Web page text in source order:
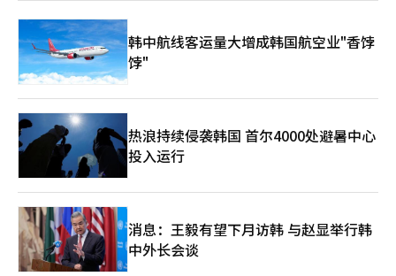
韩中航线客运量大增成韩国航空业"香饽
饽"
热浪持续侵袭韩国 首尔4000处避暑中心
投入运行
消息：王毅有望下月访韩 与赵显举行韩
中外长会谈